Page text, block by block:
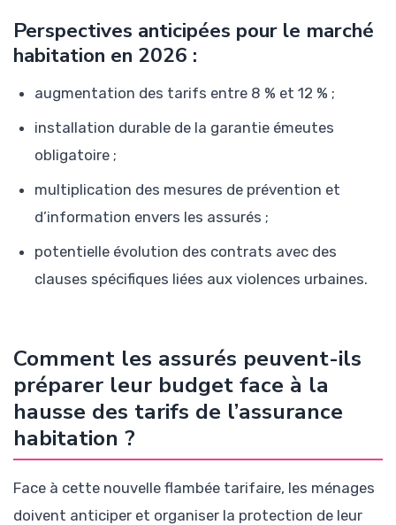
Perspectives anticipées pour le marché
habitation en 2026 :
augmentation des tarifs entre 8 % et 12 % ;
installation durable de la garantie émeutes
obligatoire ;
multiplication des mesures de prévention et
d’information envers les assurés ;
potentielle évolution des contrats avec des
clauses spécifiques liées aux violences urbaines.
Comment les assurés peuvent-ils
préparer leur budget face à la
hausse des tarifs de l’assurance
habitation ?
Face à cette nouvelle flambée tarifaire, les ménages
doivent anticiper et organiser la protection de leur